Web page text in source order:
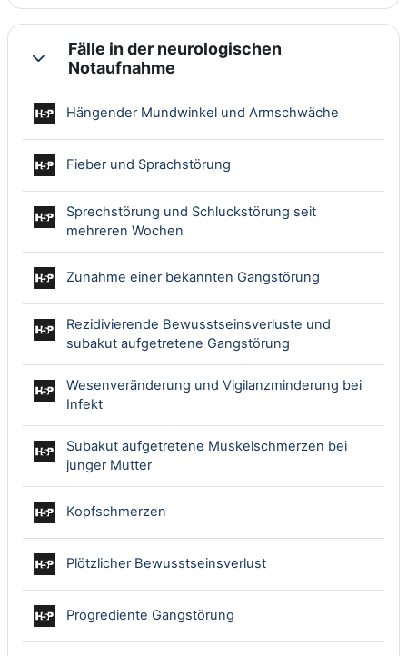
Einklappen
Fälle in der neurologischen
Notaufnahme
Hängender Mundwinkel und Armschwäche
Fieber und Sprachstörung
Sprechstörung und Schluckstörung seit
mehreren Wochen
Zunahme einer bekannten Gangstörung
Rezidivierende Bewusstseinsverluste und
subakut aufgetretene Gangstörung
Wesenveränderung und Vigilanzminderung bei
InfektInteraktiver Inhalt
Subakut aufgetretene Muskelschmerzen bei
junger MutterInteraktiver Inhalt
Kopfschmerzen
Plötzlicher BewusstseinsverlustInteraktiver Inhalt
Progrediente Gangstörung